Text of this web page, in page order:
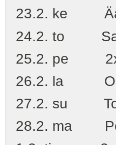
23.2. ke
24.2. to
25.2. pe 2x
26.2. la Oulu
27.2. su
28.2. ma